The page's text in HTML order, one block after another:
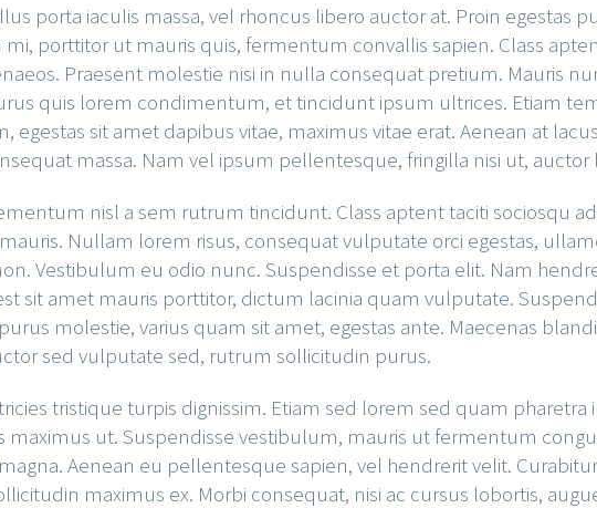
porta iaculis massa, vel rhoncus libero auctor at. Proin egestas
porttitor ut mauris quis, fermentum convallis sapien. Class
Praesent molestie nisi in nulla consequat pretium. Mauris
quis lorem condimentum, et tincidunt ipsum ultrices. Etiam
sit amet dapibus vitae, maximus vitae erat. Aenean at
massa. Nam vel ipsum pellentesque, fringilla nisi ut, auctor
nisl a sem rutrum tincidunt. Class aptent taciti sociosqu
Nullam lorem risus, consequat vulputate orci egestas,
Vestibulum eu odio nunc. Suspendisse et porta elit. Nam
sit amet mauris porttitor, dictum lacinia quam vulputate.
molestie, varius quam sit amet, egestas ante. Maecenas
sed vulputate sed, rutrum sollicitudin purus.
tristique turpis dignissim. Etiam sed lorem sed quam
maximus ut. Suspendisse vestibulum, mauris ut fermentum
Aenean eu pellentesque sapien, vel hendrerit velit.
maximus ex. Morbi consequat, nisi ac cursus lobortis,